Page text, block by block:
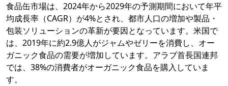
食品缶市場は、2024年から2029年の予測期間において年平
均成長率（CAGR）が4%とされ、都市人口の増加や製品・
包装ソリューションの革新が要因となっています。米国で
は、2019年に約2.9億人がジャムやゼリーを消費し、オー
ガニック食品の需要が増加しています。アラブ首長国連邦
では、38%の消費者がオーガニック食品を購入していま
す。